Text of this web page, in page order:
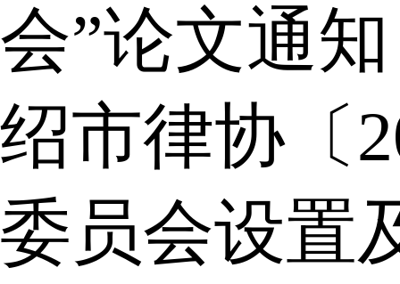
会”论文通知
绍市律协〔
委员会设置